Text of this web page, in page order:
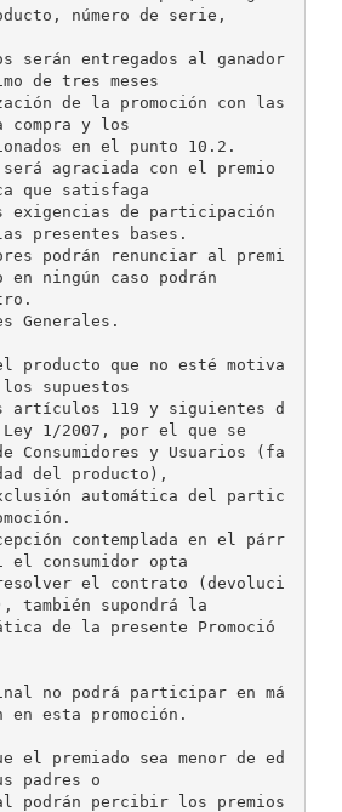
número de serie,
serán entregados al ganador
de tres meses
de la promoción con las
compra y los
en el punto 10.2.
será agraciada con el premio
que satisfaga
exigencias de participación
presentes bases.
podrán renunciar al premi
ningún caso podrán
Generales.
producto que no esté motiva
supuestos
artículos 119 y siguientes d
1/2007, por el que se
Consumidores y Usuarios (fa
del producto),
automática del partic
contemplada en el párr
consumidor opta
el contrato (devoluci
también supondrá la
de la presente Promoció
no podrá participar en má
en esta promoción.
el premiado sea menor de ed
padres o
podrán percibir los premios